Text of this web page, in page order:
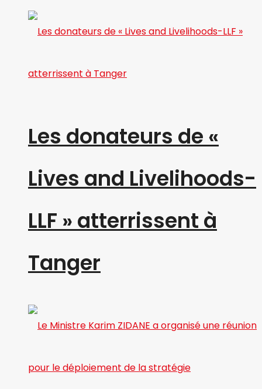
Les donateurs de «
Lives and Livelihoods-
LLF » atterrissent à
Tanger